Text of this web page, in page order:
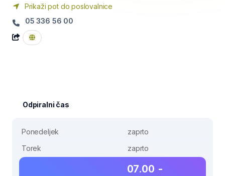
Prikaži pot do poslovalnice
05 336 56 00
Odpiralni čas
Ponedeljek
zaprto
Torek
zaprto
07.00 -